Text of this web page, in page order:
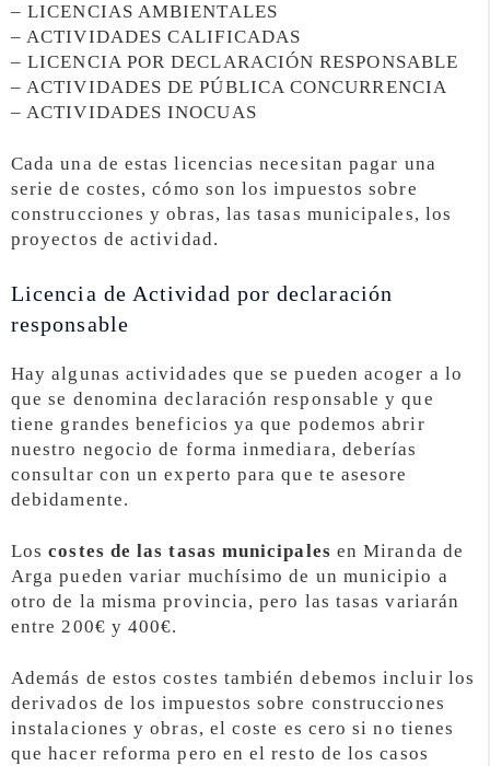
– LICENCIAS AMBIENTALES
– ACTIVIDADES CALIFICADAS
– LICENCIA POR DECLARACIÓN RESPONSABLE
– ACTIVIDADES DE PÚBLICA CONCURRENCIA
– ACTIVIDADES INOCUAS
Cada una de estas licencias necesitan pagar una
serie de costes, cómo son los impuestos sobre
construcciones y obras, las tasas municipales, los
proyectos de actividad.
Licencia de Actividad por declaración
responsable
Hay algunas actividades que se pueden acoger a lo
que se denomina declaración responsable y que
tiene grandes beneficios ya que podemos abrir
nuestro negocio de forma inmediara, deberías
consultar con un experto para que te asesore
debidamente.
Loscostes de las tasas municipales en Miranda de
Arga pueden variar muchísimo de un municipio a
otro de la misma provincia, pero las tasas variarán
entre 200€ y 400€.
Además de estos costes también debemos incluir los
derivados de los impuestos sobre construcciones
instalaciones y obras, el coste es cero si no tienes
que hacer reforma pero en el resto de los casos